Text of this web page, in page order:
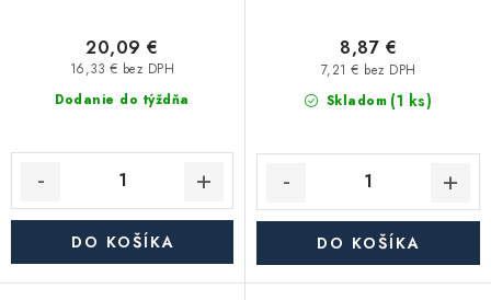
Dodanie do týždňa
16,33 € bez DPH
20,09 €
DO KOŠÍKA
Skladom (1 ks)
7,21 € bez DPH
8,87 €
DO KOŠÍKA